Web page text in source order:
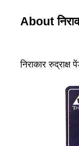
About
निराकार